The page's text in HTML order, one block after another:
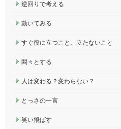
逆回りで考える
動いてみる
すぐ役に立つこと、立たないこと
悶々とする
人は変わる？変わらない？
とっさの一言
笑い飛ばす